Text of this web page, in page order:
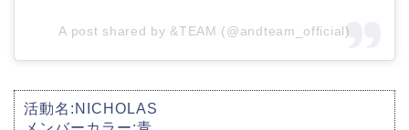
A post shared by &TEAM (@andteam_official)
活動名:NICHOLAS